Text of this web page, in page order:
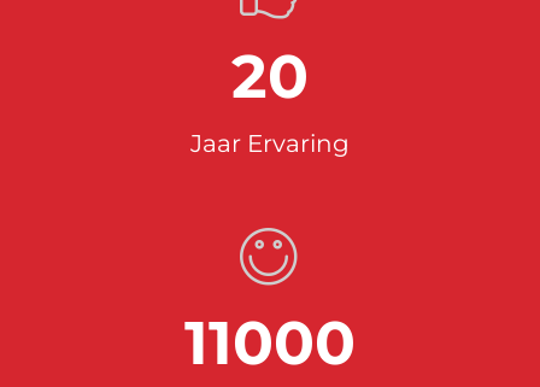
20
Jaar Ervaring
11000